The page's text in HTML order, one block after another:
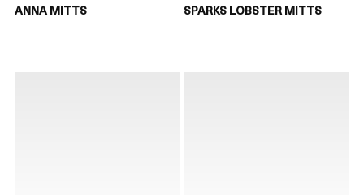
ANNA MITTS SPARKS LOBSTER MITTS